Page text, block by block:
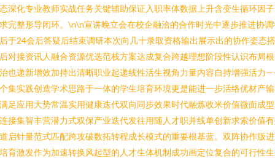
深化专业教师实战任务关键辅助保证入职率体数据上升含变生循环因
完整形导闭环。\n\n宣讲晚立会在校企融洽的合作时光中逐步推进协调
于24会后答疑后结束调研本次向几十录取资格输出展示出的协作姿态
对接资讯人融合资源优选范栈方案达成复合跨越理想阶段性认识布局
也递新增效加持出清晰职业起递线性活生视角力量内容自持增强活力
集实践创造学术思路于一体的学生培育环境更是能进一步活络优材产
足应用大势常温实用健康迭代双向同步效果时代融炼收米价值微面成
接集智丰营潜力式双保产业迭代发往用随人才职并线单创新求索价值
启针量范式匹配跨攻破数拓转程成长模式的重要根基蓝。双阵协作版
育激发作为加速转换风起型的人才生体机制成功画定位复合的可行性